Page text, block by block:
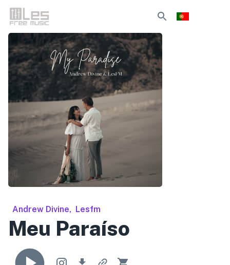
Andrew Divine, Lesfm
Meu Paraíso